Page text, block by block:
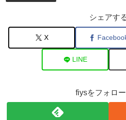
シェアす
X
LINE
fiysをフォロ